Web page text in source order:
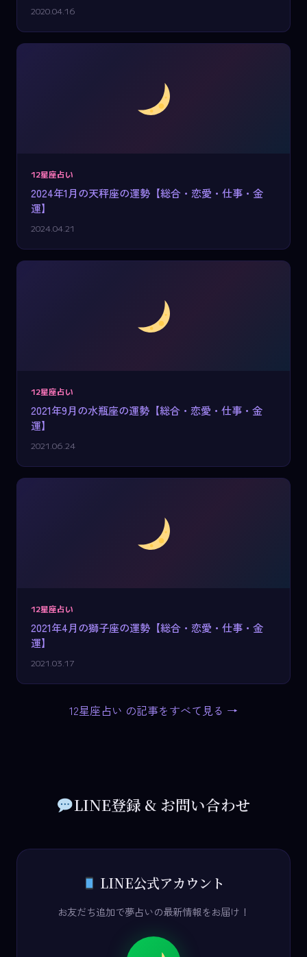
2020.04.16
12星座占い
2024年1月の天秤座の運勢【総合・恋愛・仕事・金
運】
2024.04.21
12星座占い
2021年9月の水瓶座の運勢【総合・恋愛・仕事・金
運】
2021.06.24
12星座占い
2021年4月の獅子座の運勢【総合・恋愛・仕事・金
運】
2021.03.17
12星座占い の記事をすべて見る →
LINE登録 & お問い合わせ
LINE公式アカウント
お友だち追加で夢占いの最新情報をお届け！